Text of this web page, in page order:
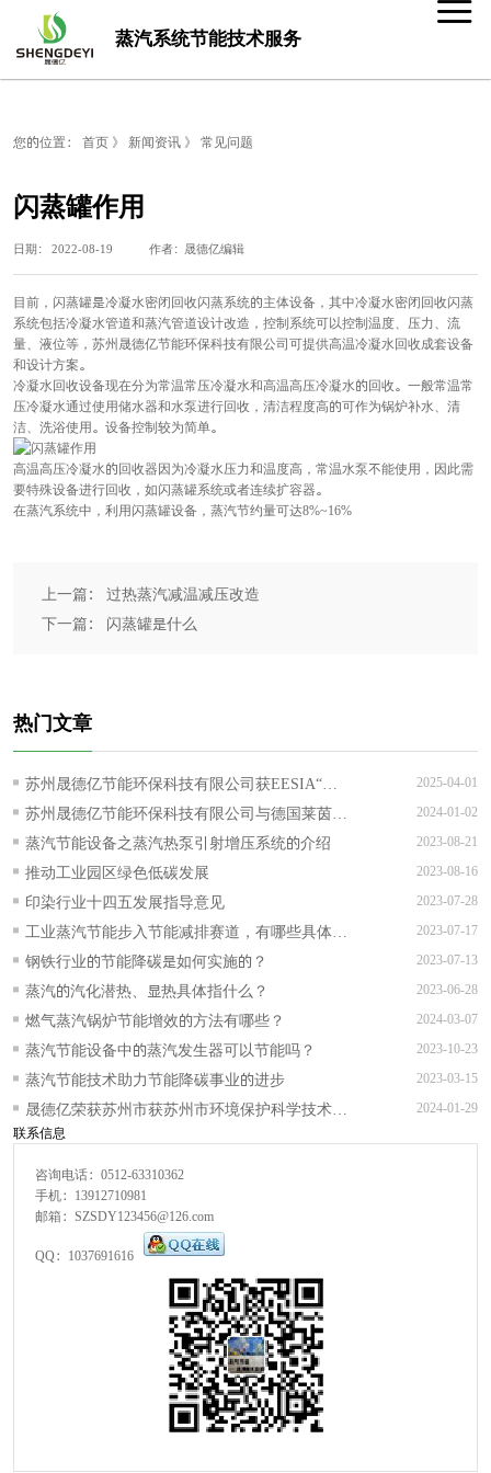
蒸汽系统节能技术服务
您的位置： 首页 》 新闻资讯 》 常见问题
闪蒸罐作用
日期： 2022-08-19 作者：晟德亿编辑
目前，闪蒸罐是冷凝水密闭回收闪蒸系统的主体设备，其中冷凝水密闭回收闪蒸
系统包括冷凝水管道和蒸汽管道设计改造，控制系统可以控制温度、压力、流
量、液位等，苏州晟德亿节能环保科技有限公司可提供高温冷凝水回收成套设备
和设计方案。
冷凝水回收设备现在分为常温常压冷凝水和高温高压冷凝水的回收。一般常温常
压冷凝水通过使用储水器和水泵进行回收，清洁程度高的可作为锅炉补水、清
洁、洗浴使用。设备控制较为简单。
高温高压冷凝水的回收器因为冷凝水压力和温度高，常温水泵不能使用，因此需
要特殊设备进行回收，如闪蒸罐系统或者连续扩容器。
在蒸汽系统中，利用闪蒸罐设备，蒸汽节约量可达8%~16%
上一篇： 过热蒸汽减温减压改造
下一篇： 闪蒸罐是什么
热门文章
苏州晟德亿节能环保科技有限公司获EESIA“节
能降碳技术服务能力评价AAA级”证书！
2025-04-01
苏州晟德亿节能环保科技有限公司与德国莱茵
TUV可持续发展战略合作正式签约
2024-01-02
蒸汽节能设备之蒸汽热泵引射增压系统的介绍 2023-08-21
推动工业园区绿色低碳发展 2023-08-16
印染行业十四五发展指导意见 2023-07-28
工业蒸汽节能步入节能减排赛道，有哪些具体的
实施措施？
2023-07-17
钢铁行业的节能降碳是如何实施的？ 2023-07-13
蒸汽的汽化潜热、显热具体指什么？ 2023-06-28
燃气蒸汽锅炉节能增效的方法有哪些？ 2024-03-07
蒸汽节能设备中的蒸汽发生器可以节能吗？ 2023-10-23
蒸汽节能技术助力节能降碳事业的进步 2023-03-15
晟德亿荣获苏州市获苏州市环境保护科学技术一
等奖等多项奖项
2024-01-29
联系信息
咨询电话：0512-63310362
手机：13912710981
邮箱：SZSDY123456@126.com
QQ：1037691616